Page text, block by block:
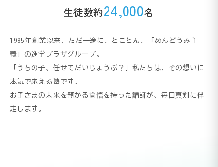
生徒数約24,000名
1985年創業以来、ただ一途に、とことん、「めんどうみ主
義」の進学プラザグループ。
「うちの子、任せてだいじょうぶ？」私たちは、その想いに
本気で応える塾です。
お子さまの未来を預かる覚悟を持った講師が、毎日真剣に伴
走します。